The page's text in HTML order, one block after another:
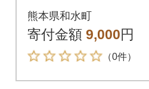
玉 約2kg(和水町)
熊本県和水町
寄付金額 9,000円
（0件）